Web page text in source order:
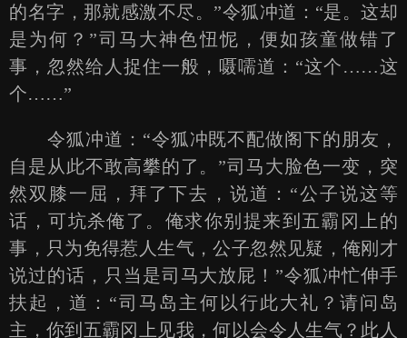
的名字，那就感激不尽。”令狐冲道：“是。这却
是为何？”司马大神色忸怩，便如孩童做错了
事，忽然给人捉住一般，嗫嚅道：“这个……这
个……”
令狐冲道：“令狐冲既不配做阁下的朋友，
自是从此不敢高攀的了。”司马大脸色一变，突
然双膝一屈，拜了下去，说道：“公子说这等
话，可坑杀俺了。俺求你别提来到五霸冈上的
事，只为免得惹人生气，公子忽然见疑，俺刚才
说过的话，只当是司马大放屁！”令狐冲忙伸手
扶起，道：“司马岛主何以行此大礼？请问岛
主，你到五霸冈上见我，何以会令人生气？此人